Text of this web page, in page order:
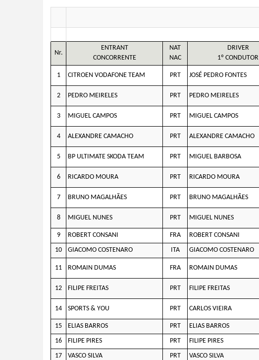
Nr.
ENTRANT
CONCORRENTE
NAT
NAC
DRIVER
1º CONDUTOR
1 CITROEN VODAFONE TEAM PRT JOSÉ PEDRO FONTES
2 PEDRO MEIRELES PRT PEDRO MEIRELES
3 MIGUEL CAMPOS PRT MIGUEL CAMPOS
4 ALEXANDRE CAMACHO PRT ALEXANDRE CAMACHO
5 BP ULTIMATE SKODA TEAM PRT MIGUEL BARBOSA
6 RICARDO MOURA PRT RICARDO MOURA
7 BRUNO MAGALHÃES PRT BRUNO MAGALHÃES
8 MIGUEL NUNES PRT MIGUEL NUNES
9 ROBERT CONSANI FRA ROBERT CONSANI
10
GIACOMO COSTENARO ITA GIACOMO COSTENARO
11 ROMAIN DUMAS FRA ROMAIN DUMAS
12 FILIPE FREITAS PRT FILIPE FREITAS
14 SPORTS & YOU PRT CARLOS VIEIRA
15 ELIAS BARROS PRT ELIAS BARROS
16
FILIPE PIRES PRT FILIPE PIRES
17
VASCO SILVA PRT VASCO SILVA